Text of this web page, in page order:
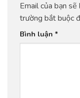
Email của bạn
trường bắt buộc
Bình luận *